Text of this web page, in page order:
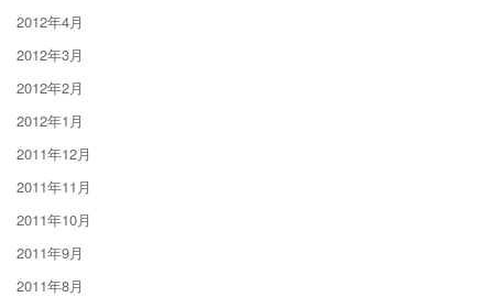
2012年4月
2012年3月
2012年2月
2012年1月
2011年12月
2011年11月
2011年10月
2011年9月
2011年8月